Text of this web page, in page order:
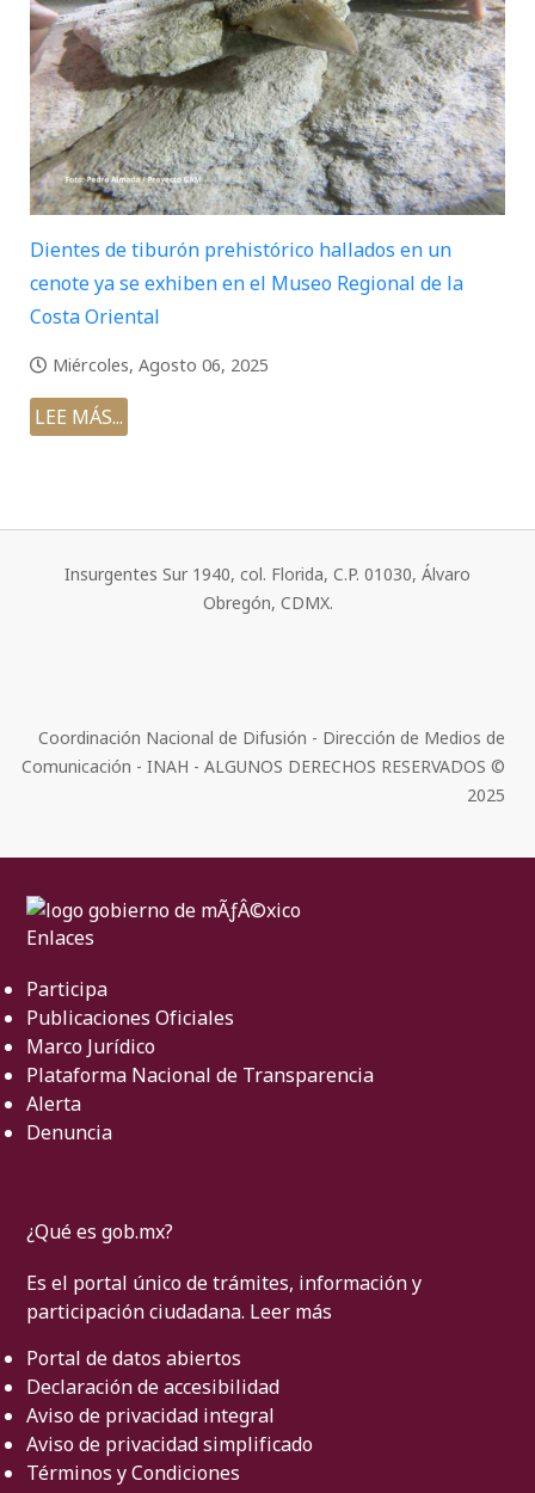
Dientes de tiburón prehistórico hallados en un
cenote ya se exhiben en el Museo Regional de la
Costa Oriental
Miércoles, Agosto 06, 2025
LEE MÁS...
Insurgentes Sur 1940, col. Florida, C.P. 01030, Álvaro
Obregón, CDMX.
Coordinación Nacional de Difusión - Dirección de Medios de
Comunicación - INAH - ALGUNOS DERECHOS RESERVADOS ©
2025
Enlaces
Participa
Publicaciones Oficiales
Marco Jurídico
Plataforma Nacional de Transparencia
Alerta
Denuncia
¿Qué es gob.mx?
Es el portal único de trámites, información y
participación ciudadana. Leer más
Portal de datos abiertos
Declaración de accesibilidad
Aviso de privacidad integral
Aviso de privacidad simplificado
Términos y Condiciones